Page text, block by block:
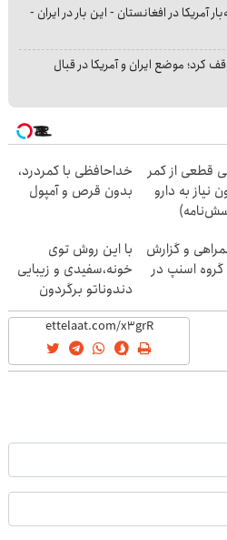
آمریکا در افغانستان - این بار در ایران -
کرد؛ موضع ایران و آمریکا در قبال
قطعی از کمر
نیاز به دارو
خداحافظی با کمردرد،
بدون قرص و آمپول
و گزارش
اسنپ در
با این روش توی
خونه،سفیدی و زیبایی
دندوناتو برگردون
(40%off)